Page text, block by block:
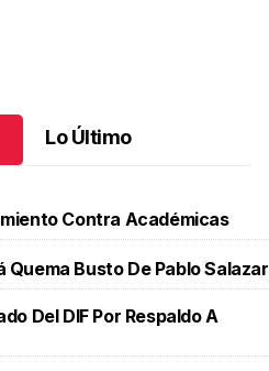
Lo Último
Contra Académicas
Busto De Pablo Salazar
Del DIF Por Respaldo A